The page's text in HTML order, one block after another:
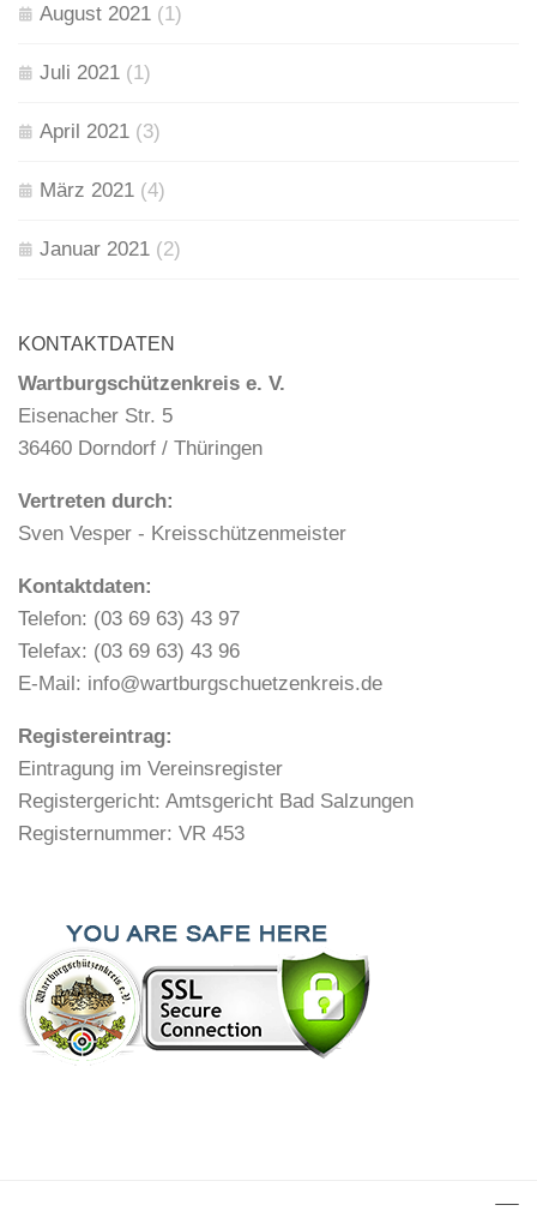
August 2021 (1)
Juli 2021 (1)
April 2021 (3)
März 2021 (4)
Januar 2021 (2)
KONTAKTDATEN
Wartburgschützenkreis e. V.
Eisenacher Str. 5
36460 Dorndorf / Thüringen
Vertreten durch:
Sven Vesper - Kreisschützenmeister
Kontaktdaten:
Telefon: (03 69 63) 43 97
Telefax: (03 69 63) 43 96
E-Mail: info@wartburgschuetzenkreis.de
Registereintrag:
Eintragung im Vereinsregister
Registergericht: Amtsgericht Bad Salzungen
Registernummer: VR 453